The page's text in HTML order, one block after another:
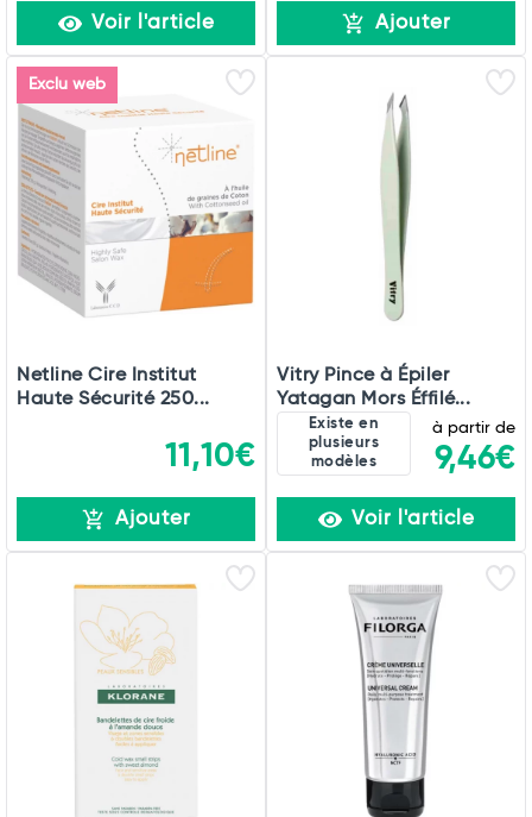
Voir l'article Ajouter
Exclu web
Netline Cire Institut
Haute Sécurité 250...
11,10€
Ajouter
Vitry Pince à Épiler
Yatagan Mors Éffilé...
Existe en
plusieurs
modèles
à partir de
9,46€
Voir l'article